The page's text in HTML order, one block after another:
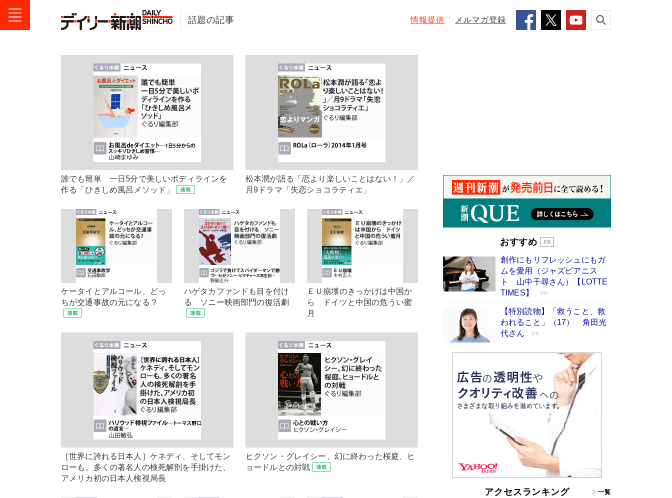
話題の記事 情報提供 メルマガ登録
誰でも簡単 一日5分で美しいボディラインを
作る「ひきしめ風呂メソッド」
松本潤が語る「恋より楽しいことはない！」／
月9ドラマ「失恋ショコラティエ」
ケータイとアルコール、どっ
ちが交通事故の元になる？
ハゲタカファンドも目を付け
る ソニー映画部門の復活劇
ＥＵ崩壊のきっかけは中国か
ら ドイツと中国の危うい蜜
月
［世界に誇れる日本人］ケネディ、そしてモン
ローも。多くの著名人の検死解剖を手掛けた、
アメリカ初の日本人検視局長
ヒクソン・グレイシー、幻に終わった桜庭、ヒ
ョードルとの対戦
おすすめ
創作にもリフレッシュにもガ
ムを愛用（ジャズピアニス
ト 山中千尋さん）【LOTTE
TIMES】
PR
【特別読物】「救うこと、救
われること」（17） 角田光
代さん
PR
アクセスランキング 一覧